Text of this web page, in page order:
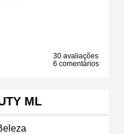
30 avaliações
6 comentários
ML